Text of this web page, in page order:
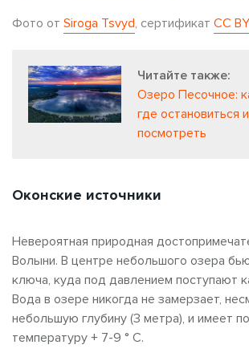
Фото от Siroga Tsvyd, сертификат CC
Читайте также:
Озеро Песочное:
где остановиться
посмотреть
Оконские источники
Невероятная природная
Волыни. В центре небольшого озера
ключа, куда под давлением поступают
Вода в озере никогда не замерзает,
небольшую глубину (3 метра), и имеет
температуру + 7-9 ° С.